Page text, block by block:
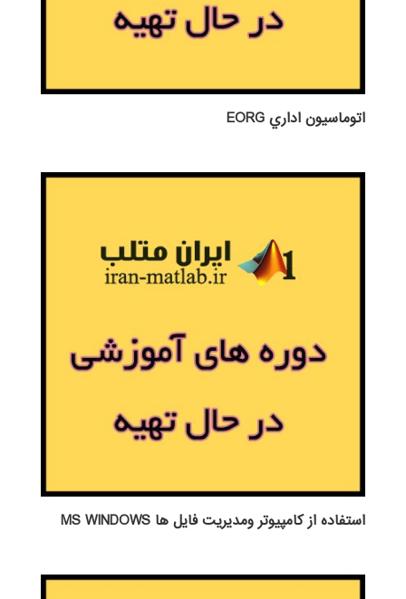
اتوماسيون اداري EORG
استفاده از كامپيوتر ومديريت فايل ها MS WINDOWS